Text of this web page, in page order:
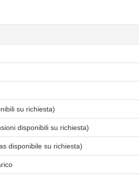
su richiesta)
disponibili su richiesta)
disponibile su richiesta)